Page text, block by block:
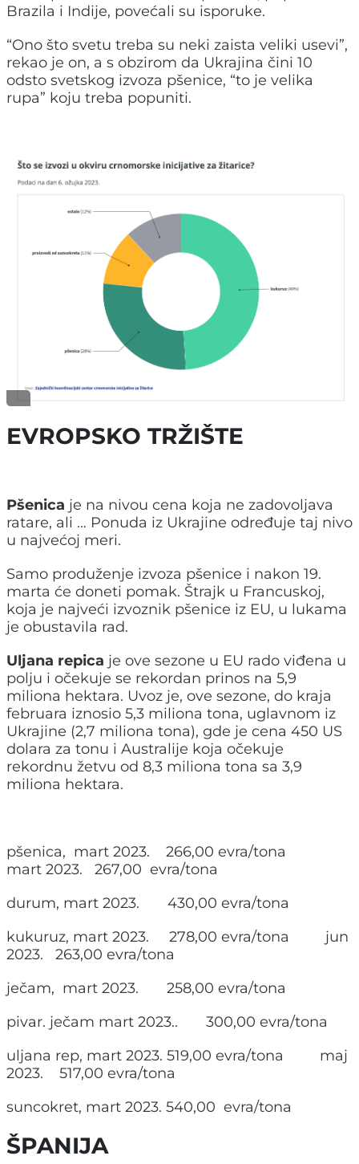
Brazila i Indije, povećali su isporuke.
“Ono što svetu treba su neki zaista veliki usevi”,
rekao je on, a s obzirom da Ukrajina čini 10
odsto svetskog izvoza pšenice, “to je velika
rupa” koju treba popuniti.
EVROPSKO TRŽIŠTE
Pšenica je na nivou cena koja ne zadovoljava
ratare, ali … Ponuda iz Ukrajine određuje taj nivo
u najvećoj meri.
Samo produženje izvoza pšenice i nakon 19.
marta će doneti pomak. Štrajk u Francuskoj,
koja je najveći izvoznik pšenice iz EU, u lukama
je obustavila rad.
Uljana repica je ove sezone u EU rado viđena u
polju i očekuje se rekordan prinos na 5,9
miliona hektara. Uvoz je, ove sezone, do kraja
februara iznosio 5,3 miliona tona, uglavnom iz
Ukrajine (2,7 miliona tona), gde je cena 450 US
dolara za tonu i Australije koja očekuje
rekordnu žetvu od 8,3 miliona tona sa 3,9
miliona hektara.
pšenica, mart 2023. 266,00 evra/tona
mart 2023. 267,00 evra/tona
durum, mart 2023. 430,00 evra/tona
kukuruz, mart 2023. 278,00 evra/tona jun
2023. 263,00 evra/tona
ječam, mart 2023. 258,00 evra/tona
pivar. ječam mart 2023.. 300,00 evra/tona
uljana rep, mart 2023. 519,00 evra/tona maj
2023. 517,00 evra/tona
suncokret, mart 2023. 540,00 evra/tona
ŠPANIJA